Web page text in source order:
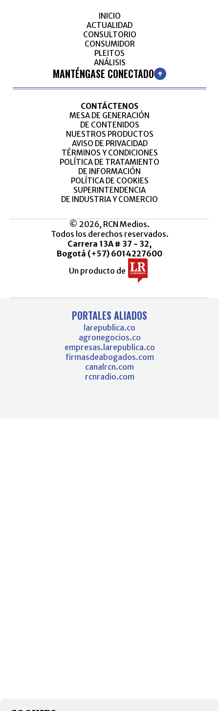
INICIO
ACTUALIDAD
CONSULTORIO
CONSUMIDOR
PLEITOS
ANÁLISIS
MANTÉNGASE CONECTADO
CONTÁCTENOS
MESA DE GENERACIÓN
DE CONTENIDOS
NUESTROS PRODUCTOS
AVISO DE PRIVACIDAD
TÉRMINOS Y CONDICIONES
POLÍTICA DE TRATAMIENTO
DE INFORMACIÓN
POLÍTICA DE COOKIES
SUPERINTENDENCIA
DE INDUSTRIA Y COMERCIO
© 2026, RCN Medios.
Todos los derechos reservados.
Carrera 13A # 37 - 32,
Bogotá (+57) 6014227600
Un producto de
PORTALES ALIADOS
larepublica.co
agronegocios.co
empresas.larepublica.co
firmasdeabogados.com
canalrcn.com
rcnradio.com